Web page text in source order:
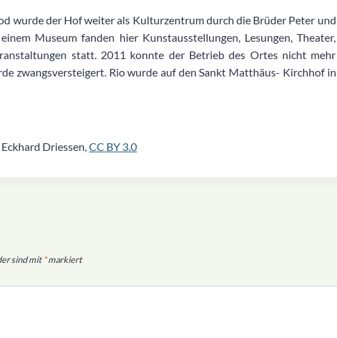
wurde der Hof weiter als Kulturzentrum durch die Brüder Peter und
Museum fanden hier Kunstausstellungen, Lesungen, Theater,
statt. 2011 konnte der Betrieb des Ortes nicht mehr
zwangsversteigert. Rio wurde auf den Sankt Matthäus- Kirchhof in
Driessen,CC BY 3.0
sind mit*markiert